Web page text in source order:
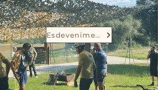
Esdeveniments